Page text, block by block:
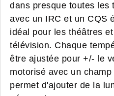
dans presque toutes les
avec un IRC et un CQS
idéal pour les théâtres
télévision. Chaque
être ajustée pour +/- le
motorisé avec un
permet d'ajouter de la